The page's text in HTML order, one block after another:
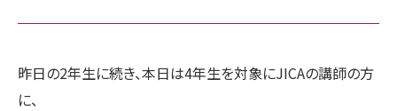
昨日の2年生に続き、本日は4年生を対象にJICAの講師の方
に、